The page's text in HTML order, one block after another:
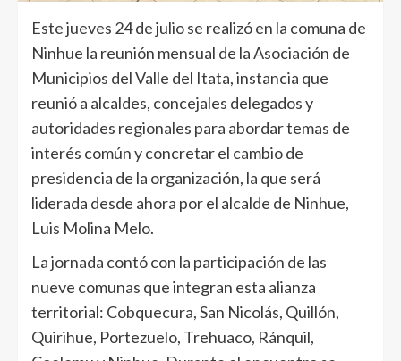
Este jueves 24 de julio se realizó en la comuna de
Ninhue la reunión mensual de la Asociación de
Municipios del Valle del Itata, instancia que
reunió a alcaldes, concejales delegados y
autoridades regionales para abordar temas de
interés común y concretar el cambio de
presidencia de la organización, la que será
liderada desde ahora por el alcalde de Ninhue,
Luis Molina Melo.
La jornada contó con la participación de las
nueve comunas que integran esta alianza
territorial: Cobquecura, San Nicolás, Quillón,
Quirihue, Portezuelo, Trehuaco, Ránquil,